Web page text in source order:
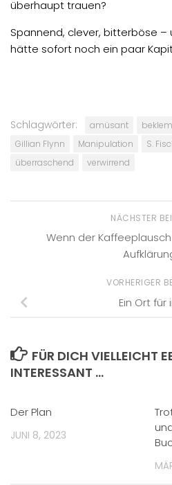
überhaupt trauen?
Spannend, clever, bitterböse –
hätte sofort noch ein paar
Schlagwörter: amüsant
Gillian Flynn
Manipulation S.
überraschend
verwirrend
NÄCHSTER
Wenn der
VORHERIGER
Ein Ort für
FÜR DICH VIELLEICHT
INTERESSANT …
Der Plan
JUNI 8, 2023